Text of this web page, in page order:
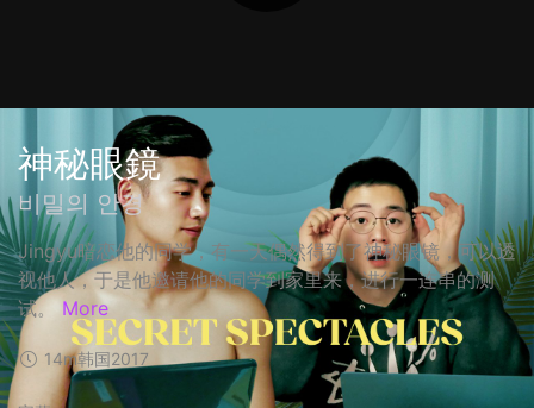
神秘眼鏡
비밀의 안경
Jingyu暗恋他的同学，有一天偶然得到了神秘眼镜，可以透
视他人，于是他邀请他的同学到家里来，进行一连串的测
试。
More
14m韩国2017